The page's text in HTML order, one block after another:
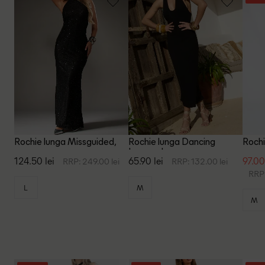
Rochie lunga Missguided,
124.50 lei RRP: 249.00 lei
L
Rochie lunga Dancing
Leopard, negru
65.90 lei RRP: 132.00 lei
M
M